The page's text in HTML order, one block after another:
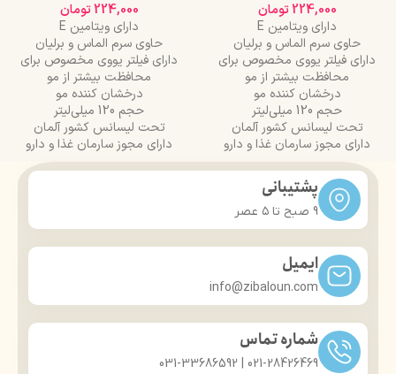
224,000 تومان
دارای ویتامین E
حاوی سرم الماس و برلیان
دارای فیلتر یووی مخصوص برای
محافظت بیشتر از مو
درخشان کننده مو
حجم 120 میلی‌لیتر
تحت لیسانس کشور آلمان
دارای مجوز سارمان غذا و دارو
224,000 تومان
دارای ویتامین E
حاوی سرم الماس و برلیان
دارای فیلتر یووی مخصوص برای
محافظت بیشتر از مو
درخشان کننده مو
حجم 120 میلی‌لیتر
تحت لیسانس کشور آلمان
دارای مجوز سارمان غذا و دارو
پشتیبانی
9 صبح تا ۵ عصر
ایمیل
info@zibaloun.com
شماره تماس
021-28426469 | 031-33686592